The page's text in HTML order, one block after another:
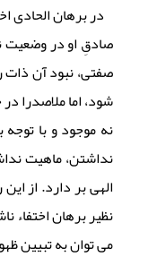
در برهان
صادقِ او در وضعیت
صفتی، نبود آن ذات
شود، اما ملاصدرا
نه موجود و با
نداشتن، ماهیت
الهی بر دارد. از
نظیر برهان
می توان به تبیین